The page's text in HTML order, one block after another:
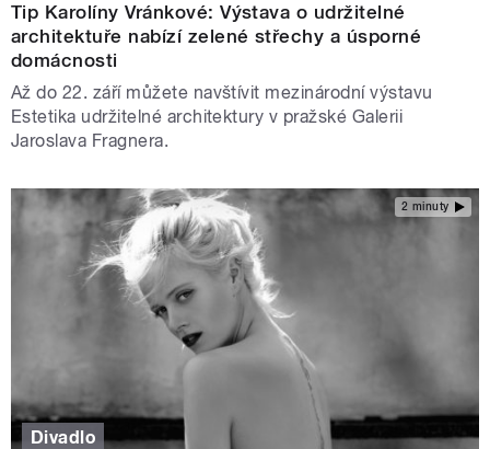
Tip Karolíny Vránkové: Výstava o udržitelné
architektuře nabízí zelené střechy a úsporné
domácnosti
Až do 22. září můžete navštívit mezinárodní výstavu
Estetika udržitelné architektury v pražské Galerii
Jaroslava Fragnera.
2 minuty
Divadlo